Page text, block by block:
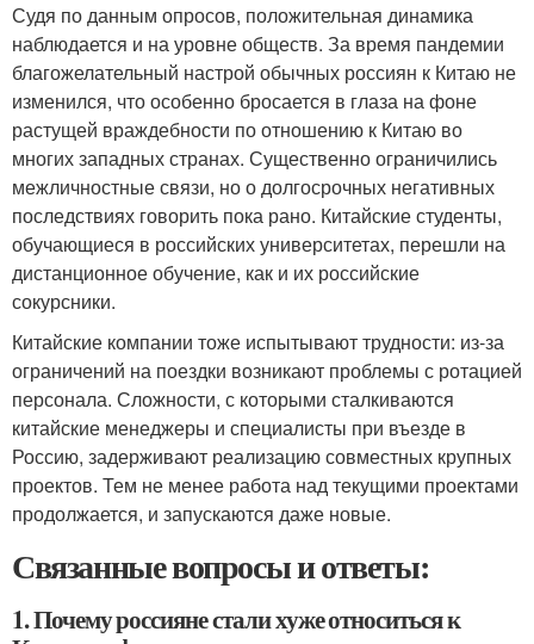
Судя по данным опросов, положительная динамика
наблюдается и на уровне обществ. За время пандемии
благожелательный настрой обычных россиян к Китаю не
изменился, что особенно бросается в глаза на фоне
растущей враждебности по отношению к Китаю во
многих западных странах. Существенно ограничились
межличностные связи, но о долгосрочных негативных
последствиях говорить пока рано. Китайские студенты,
обучающиеся в российских университетах, перешли на
дистанционное обучение, как и их российские
сокурсники.
Китайские компании тоже испытывают трудности: из-за
ограничений на поездки возникают проблемы с ротацией
персонала. Сложности, с которыми сталкиваются
китайские менеджеры и специалисты при въезде в
Россию, задерживают реализацию совместных крупных
проектов. Тем не менее работа над текущими проектами
продолжается, и запускаются даже новые.
Связанные вопросы и ответы:
1. Почему россияне стали хуже относиться к